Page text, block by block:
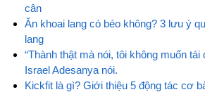
cân
Ăn khoai lang có béo không? 3 lưu ý
lang
“Thành thật mà nói, tôi không muốn tái
Israel Adesanya nói.
Kickfit là gì? Giới thiệu 5 động tác cơ